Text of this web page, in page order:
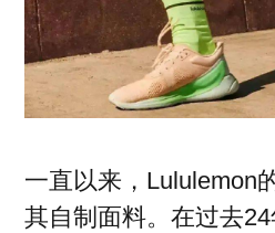
一直以来，Lululemon
其自制面料。在过去